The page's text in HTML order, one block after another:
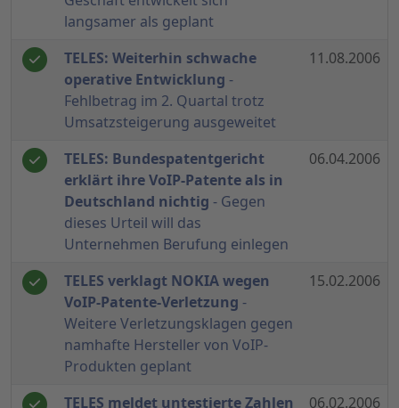
langsamer als geplant
TELES: Weiterhin schwache
operative Entwicklung -
Fehlbetrag im 2. Quartal trotz
Umsatzsteigerung ausgeweitet
11.08.2006
TELES: Bundespatentgericht
erklärt ihre VoIP-Patente als in
Deutschland nichtig - Gegen
dieses Urteil will das
Unternehmen Berufung einlegen
06.04.2006
TELES verklagt NOKIA wegen
VoIP-Patente-Verletzung -
Weitere Verletzungsklagen gegen
namhafte Hersteller von VoIP-
Produkten geplant
15.02.2006
TELES meldet untestierte Zahlen
06.02.2006